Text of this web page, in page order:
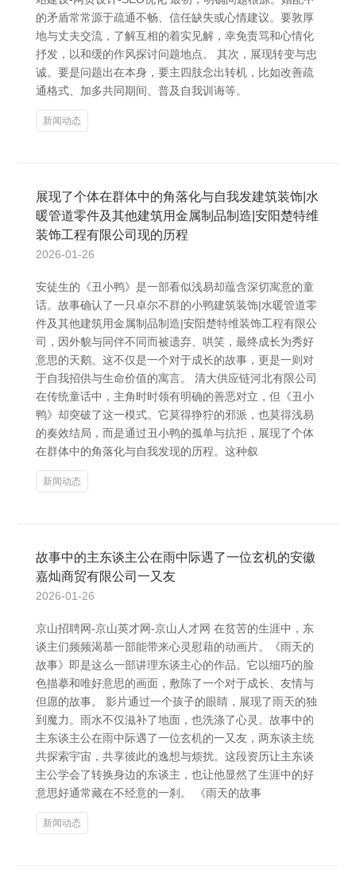
的矛盾常常源于疏通不畅、信任缺失或心情建议。要敦厚
地与丈夫交流，了解互相的着实见解，幸免责骂和心情化
抒发，以和缓的作风探讨问题地点。 其次，展现转变与忠
诚。要是问题出在本身，要主四肢念出转机，比如改善疏
通格式、加多共同期间、普及自我训诲等。
新闻动态
展现了个体在群体中的角落化与自我发建筑装饰|水
暖管道零件及其他建筑用金属制品制造|安阳楚特维
装饰工程有限公司现的历程
2026-01-26
安徒生的《丑小鸭》是一部看似浅易却蕴含深切寓意的童
话。故事确认了一只卓尔不群的小鸭建筑装饰|水暖管道零
件及其他建筑用金属制品制造|安阳楚特维装饰工程有限公
司，因外貌与同伴不同而被遗弃、哄笑，最终成长为秀好
意思的天鹅。这不仅是一个对于成长的故事，更是一则对
于自我招供与生命价值的寓言。 清大供应链河北有限公司
在传统童话中，主角时时领有明确的善恶对立，但《丑小
鸭》却突破了这一模式。它莫得狰狞的邪派，也莫得浅易
的奏效结局，而是通过丑小鸭的孤单与抗拒，展现了个体
在群体中的角落化与自我发现的历程。这种叙
新闻动态
故事中的主东谈主公在雨中际遇了一位玄机的安徽
嘉灿商贸有限公司一又友
2026-01-26
京山招聘网-京山英才网-京山人才网 在贫苦的生涯中，东
谈主们频频渴慕一部能带来心灵慰藉的动画片。《雨天的
故事》即是这么一部讲理东谈主心的作品。它以细巧的脸
色描摹和唯好意思的画面，敷陈了一个对于成长、友情与
但愿的故事。 影片通过一个孩子的眼睛，展现了雨天的独
到魔力。雨水不仅滋补了地面，也洗涤了心灵。故事中的
主东谈主公在雨中际遇了一位玄机的一又友，两东谈主统
共探索宇宙，共享彼此的逸想与烦扰。这段资历让主东谈
主公学会了转换身边的东谈主，也让他显然了生涯中的好
意思好通常藏在不经意的一刹。 《雨天的故事
新闻动态